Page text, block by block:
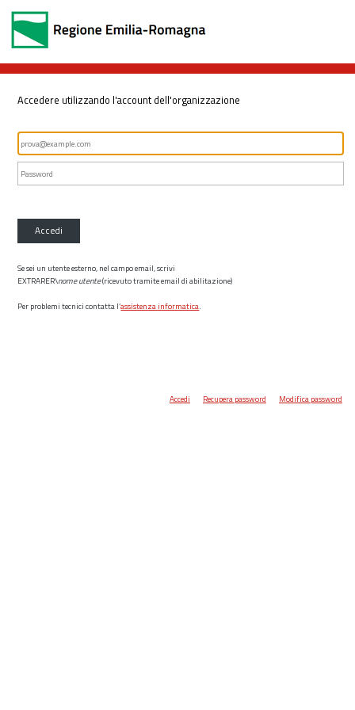
Accedere utilizzando l'account dell'organizzazione
Accedi
Se sei un utente esterno, nel campo email, scrivi
EXTRARER\nome utente(ricevuto tramite email di abilitazione)
Per problemi tecnici contatta l’assistenza informatica.
Accedi Recupera password Modifica password